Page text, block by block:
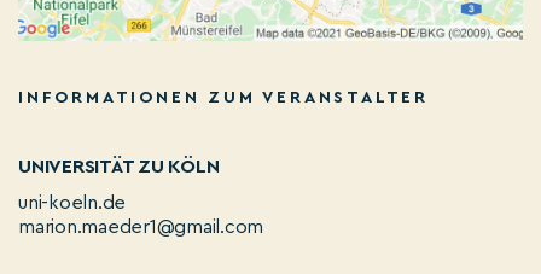
INFORMATIONEN ZUM VERANSTALTER
UNIVERSITÄT ZU KÖLN
uni-koeln.de
marion.maeder1@gmail.com